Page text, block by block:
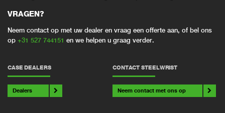
VRAGEN?
Neem contact op met uw dealer en vraag een offerte aan, of bel ons
op +31 527 744151 en we helpen u graag verder.
CASE DEALERS
Dealers
CONTACT STEELWRIST
Neem contact met ons op